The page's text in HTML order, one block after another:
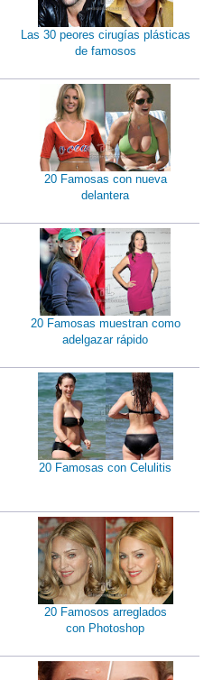
Las 30 peores cirugías plásticas
de famosos
20 Famosas con nueva
delantera
20 Famosas muestran como
adelgazar rápido
20 Famosas con Celulitis
20 Famosos arreglados
con Photoshop